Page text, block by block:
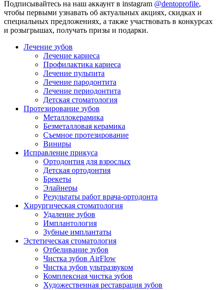
Подписывайтесь на наш аккаунт в instagram @dentoprofile,
чтобы первыми узнавать об актуальных акциях, скидках и
специальных предложениях, а также участвовать в конкурсах
и розыгрышах, получать призы и подарки.
Лечение зубов
Лечение кариеса
Профилактика кариеса
Лечение пульпита
Лечение пародонтита
Лечение периодонтита
Детская стоматология
Протезирование зубов
Металлокерамика
Безметалловая керамика
Съемное протезирование
Виниры
Исправление прикуса
Ортодонтия для взрослых
Детская ортодонтия
Брекеты
Элайнеры
Результаты работ врача-ортодонта
Хирургическая стоматология
Удаление зубов
Имплантология
Зубные имплантаты
Эстетическая стоматология
Отбеливание зубов
Чистка зубов AirFlow
Чистка зубов ультразвуком
Комплексная чистка зубов
Художественная реставрация зубов